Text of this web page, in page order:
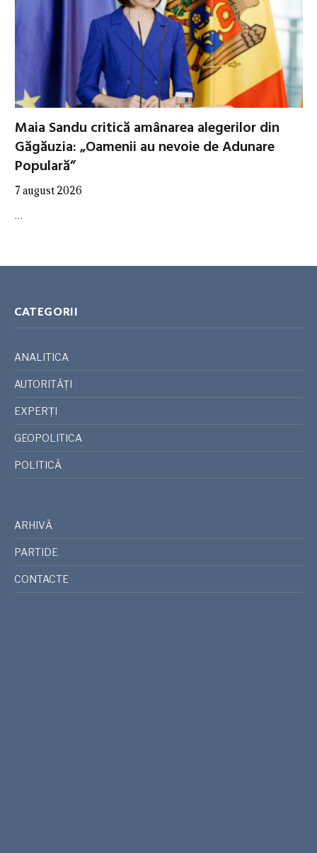
Maia Sandu critică amânarea alegerilor din
Găgăuzia: „Oamenii au nevoie de Adunare
Populară”
7 august 2026
…
CATEGORII
ANALITICA
AUTORITĂȚI
EXPERȚI
GEOPOLITICA
POLITICĂ
ARHIVĂ
PARTIDE
CONTACTE